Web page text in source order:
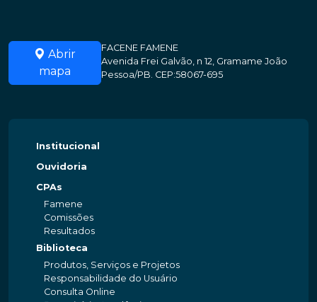
Abrir
mapa
FACENE FAMENE
Avenida Frei Galvão, n 12, Gramame João
Pessoa/PB. CEP:58067-695
Institucional
Ouvidoria
CPAs
Famene
Comissões
Resultados
Biblioteca
Produtos, Serviços e Projetos
Responsabilidade do Usuário
Consulta Online